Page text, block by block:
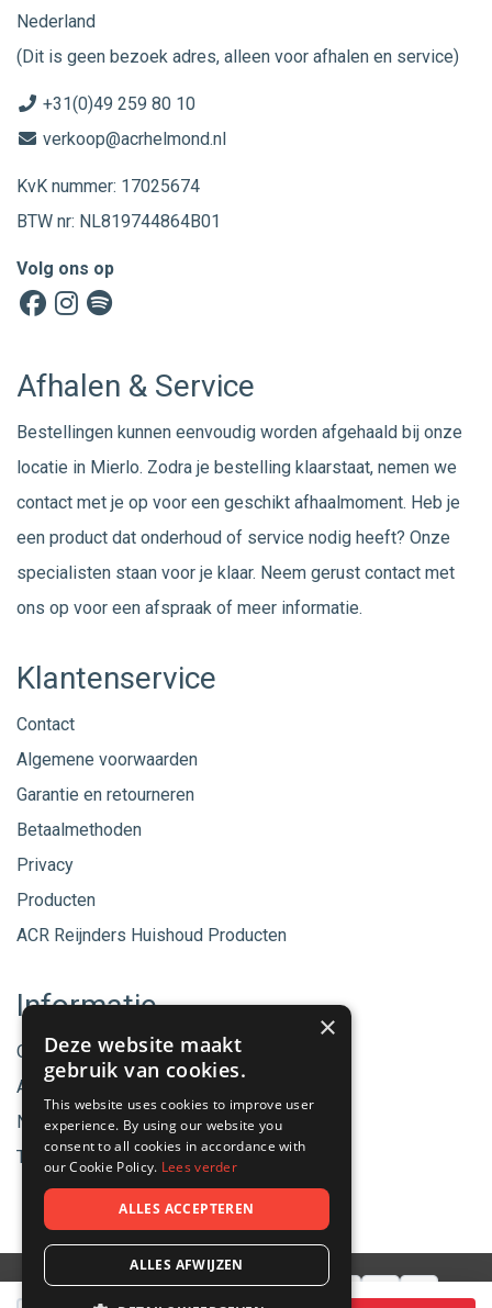
Nederland
(Dit is geen bezoek adres, alleen voor afhalen en service)
+31(0)49 259 80 10
verkoop@acrhelmond.nl
KvK nummer: 17025674
BTW nr: NL819744864B01
Volg ons op
Afhalen & Service
Bestellingen kunnen eenvoudig worden afgehaald bij onze
locatie in Mierlo. Zodra je bestelling klaarstaat, nemen we
contact met je op voor een geschikt afhaalmoment. Heb je
een product dat onderhoud of service nodig heeft? Onze
specialisten staan voor je klaar. Neem gerust contact met
ons op voor een afspraak of meer informatie.
Klantenservice
Contact
Algemene voorwaarden
Garantie en retourneren
Betaalmethoden
Privacy
Producten
ACR Reijnders Huishoud Producten
Informatie
Onze merken
Aanbiedingen
Nieuwe producten
Tips & Nieuws
×
Deze website maakt
gebruik van cookies.
This website uses cookies to improve user
experience. By using our website you
consent to all cookies in accordance with
our Cookie Policy. Lees verder
ALLES ACCEPTEREN
ALLES AFWIJZEN